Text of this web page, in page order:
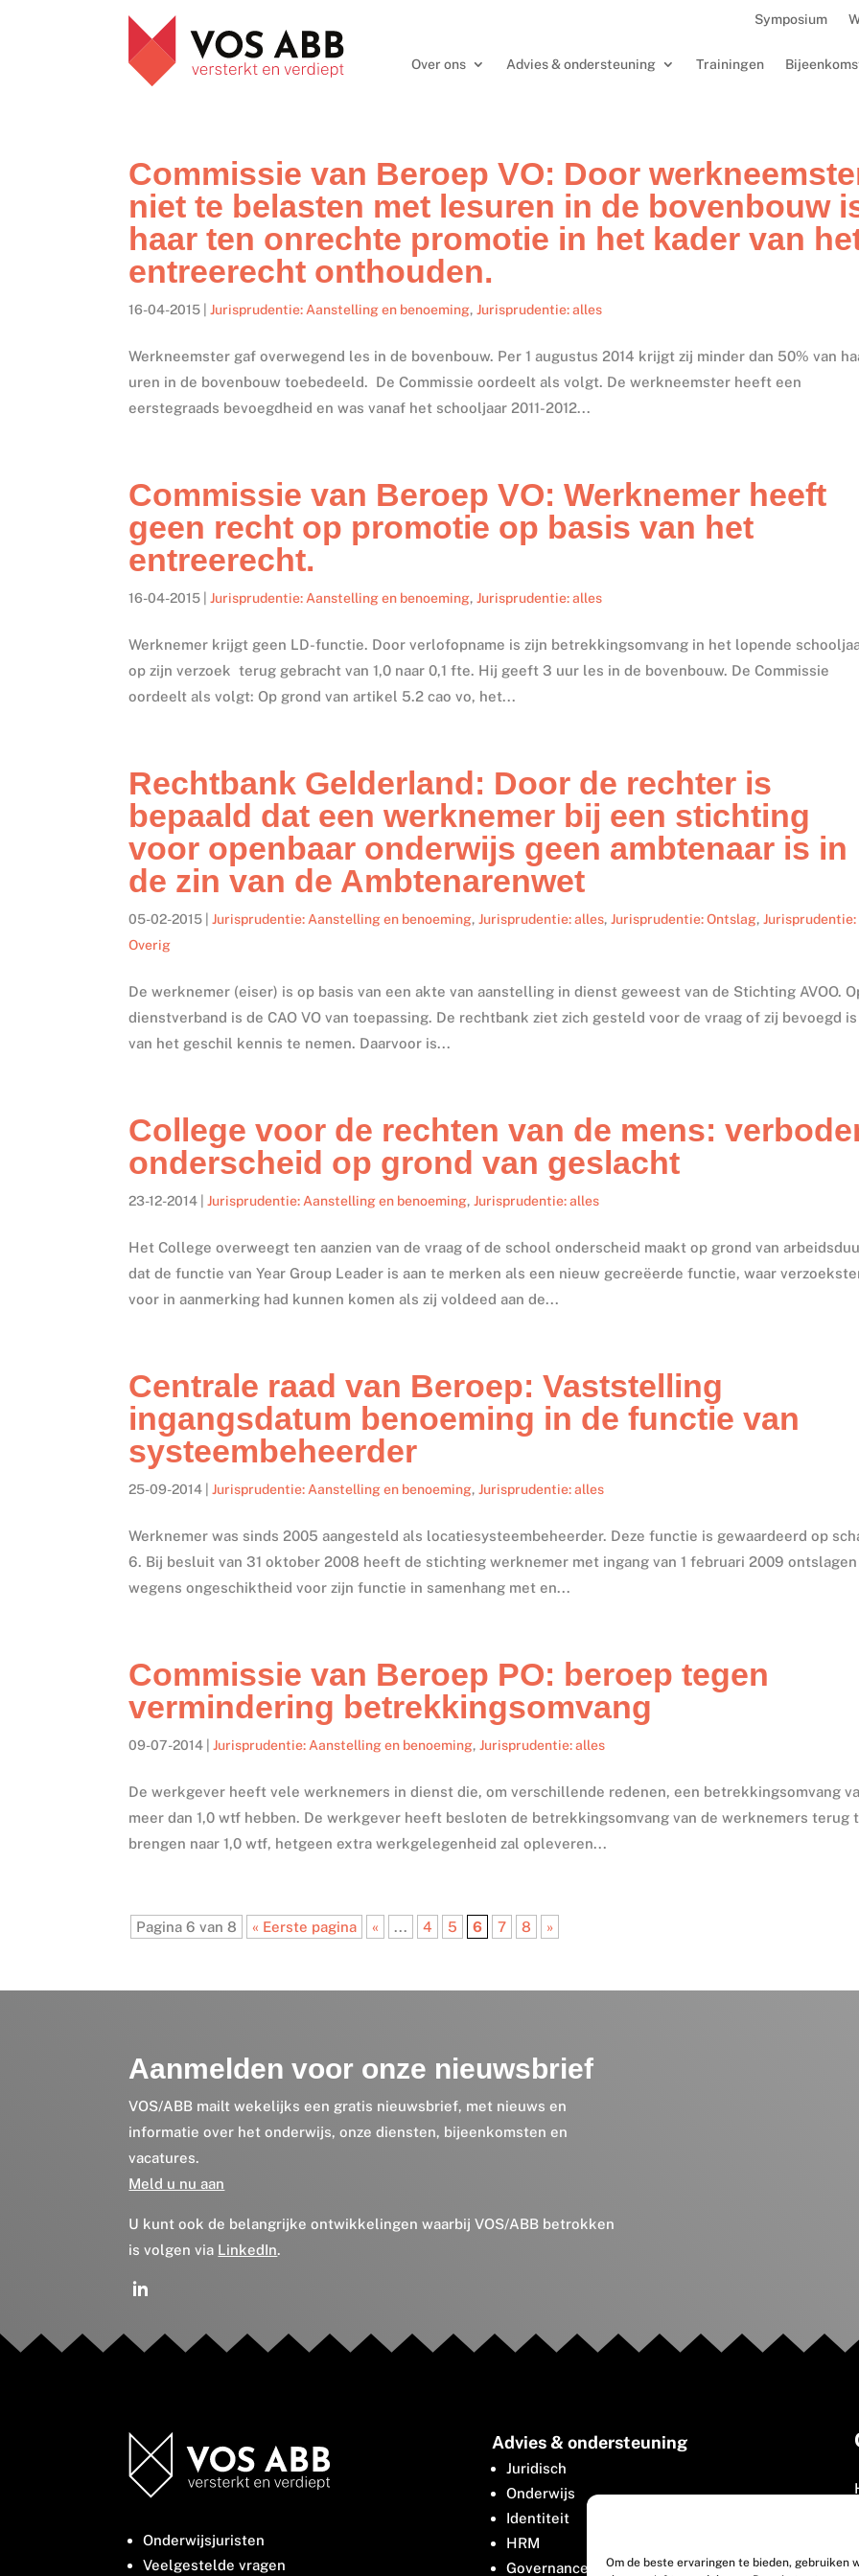
Om de beste ervaringen te bieden,
Symposium
Over ons Advies & ondersteuning Trainingen
Commissie van Beroep VO: Door
niet te belasten met lesuren in de bovenbouw
haar ten onrechte promotie in het kader van
entreerecht onthouden.
16-04-2015 |Jurisprudentie: Aanstelling en benoeming,Jurisprudentie: alles
Werkneemster gaf overwegend les in de bovenbouw. Per 1 augustus 2014 krijgt zij minder dan 50% van
uren in de bovenbouw toebedeeld. De Commissie oordeelt als volgt. De werkneemster heeft een
eerstegraads bevoegdheid en was vanaf het schooljaar 2011-2012...
Commissie van Beroep VO: Werknemer heeft
geen recht op promotie op basis van het
entreerecht.
16-04-2015 |Jurisprudentie: Aanstelling en benoeming,Jurisprudentie: alles
Werknemer krijgt geen LD-functie. Door verlofopname is zijn betrekkingsomvang in het lopende
op zijn verzoek terug gebracht van 1,0 naar 0,1 fte. Hij geeft 3 uur les in de bovenbouw. De Commissie
oordeelt als volgt: Op grond van artikel 5.2 cao vo, het...
Rechtbank Gelderland: Door de rechter is
bepaald dat een werknemer bij een stichting
voor openbaar onderwijs geen ambtenaar is in
de zin van de Ambtenarenwet
05-02-2015 |Jurisprudentie: Aanstelling en benoeming,Jurisprudentie: alles,Jurisprudentie: Ontslag,Jurisprudentie:
Overig
De werknemer (eiser) is op basis van een akte van aanstelling in dienst geweest van de Stichting AVOO.
dienstverband is de CAO VO van toepassing. De rechtbank ziet zich gesteld voor de vraag of zij bevoegd
van het geschil kennis te nemen. Daarvoor is...
College voor de rechten van de mens:
onderscheid op grond van geslacht
23-12-2014 |Jurisprudentie: Aanstelling en benoeming,Jurisprudentie: alles
Het College overweegt ten aanzien van de vraag of de school onderscheid maakt op grond van
dat de functie van Year Group Leader is aan te merken als een nieuw gecreëerde functie, waar
voor in aanmerking had kunnen komen als zij voldeed aan de...
Centrale raad van Beroep: Vaststelling
ingangsdatum benoeming in de functie van
systeembeheerder
25-09-2014 |Jurisprudentie: Aanstelling en benoeming,Jurisprudentie: alles
Werknemer was sinds 2005 aangesteld als locatiesysteembeheerder. Deze functie is gewaardeerd op
6. Bij besluit van 31 oktober 2008 heeft de stichting werknemer met ingang van 1 februari 2009 ontslagen
wegens ongeschiktheid voor zijn functie in samenhang met en...
Commissie van Beroep PO: beroep tegen
vermindering betrekkingsomvang
09-07-2014 |Jurisprudentie: Aanstelling en benoeming,Jurisprudentie: alles
De werkgever heeft vele werknemers in dienst die, om verschillende redenen, een betrekkingsomvang
meer dan 1,0 wtf hebben. De werkgever heeft besloten de betrekkingsomvang van de werknemers terug
brengen naar 1,0 wtf, hetgeen extra werkgelegenheid zal opleveren...
Pagina 6 van 8 « Eerste pagina « ... 4 5 6 7 8 »
Aanmelden voor onze nieuwsbrief
VOS/ABB mailt wekelijks een gratis nieuwsbrief, met nieuws en
informatie over het onderwijs, onze diensten, bijeenkomsten en
vacatures.
Meld u nu aan
U kunt ook de belangrijke ontwikkelingen waarbij VOS/ABB betrokken
is volgen via LinkedIn.
Onderwijsjuristen
Veelgestelde vragen
Advies & ondersteuning
Juridisch
Onderwijs
Identiteit
HRM
Governance